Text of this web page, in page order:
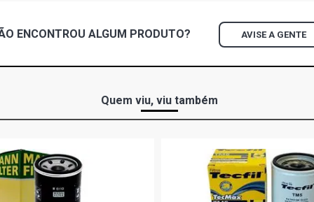
ENCONTROU ALGUM PRODUTO? AVISE A GENTE
Quem viu, viu também